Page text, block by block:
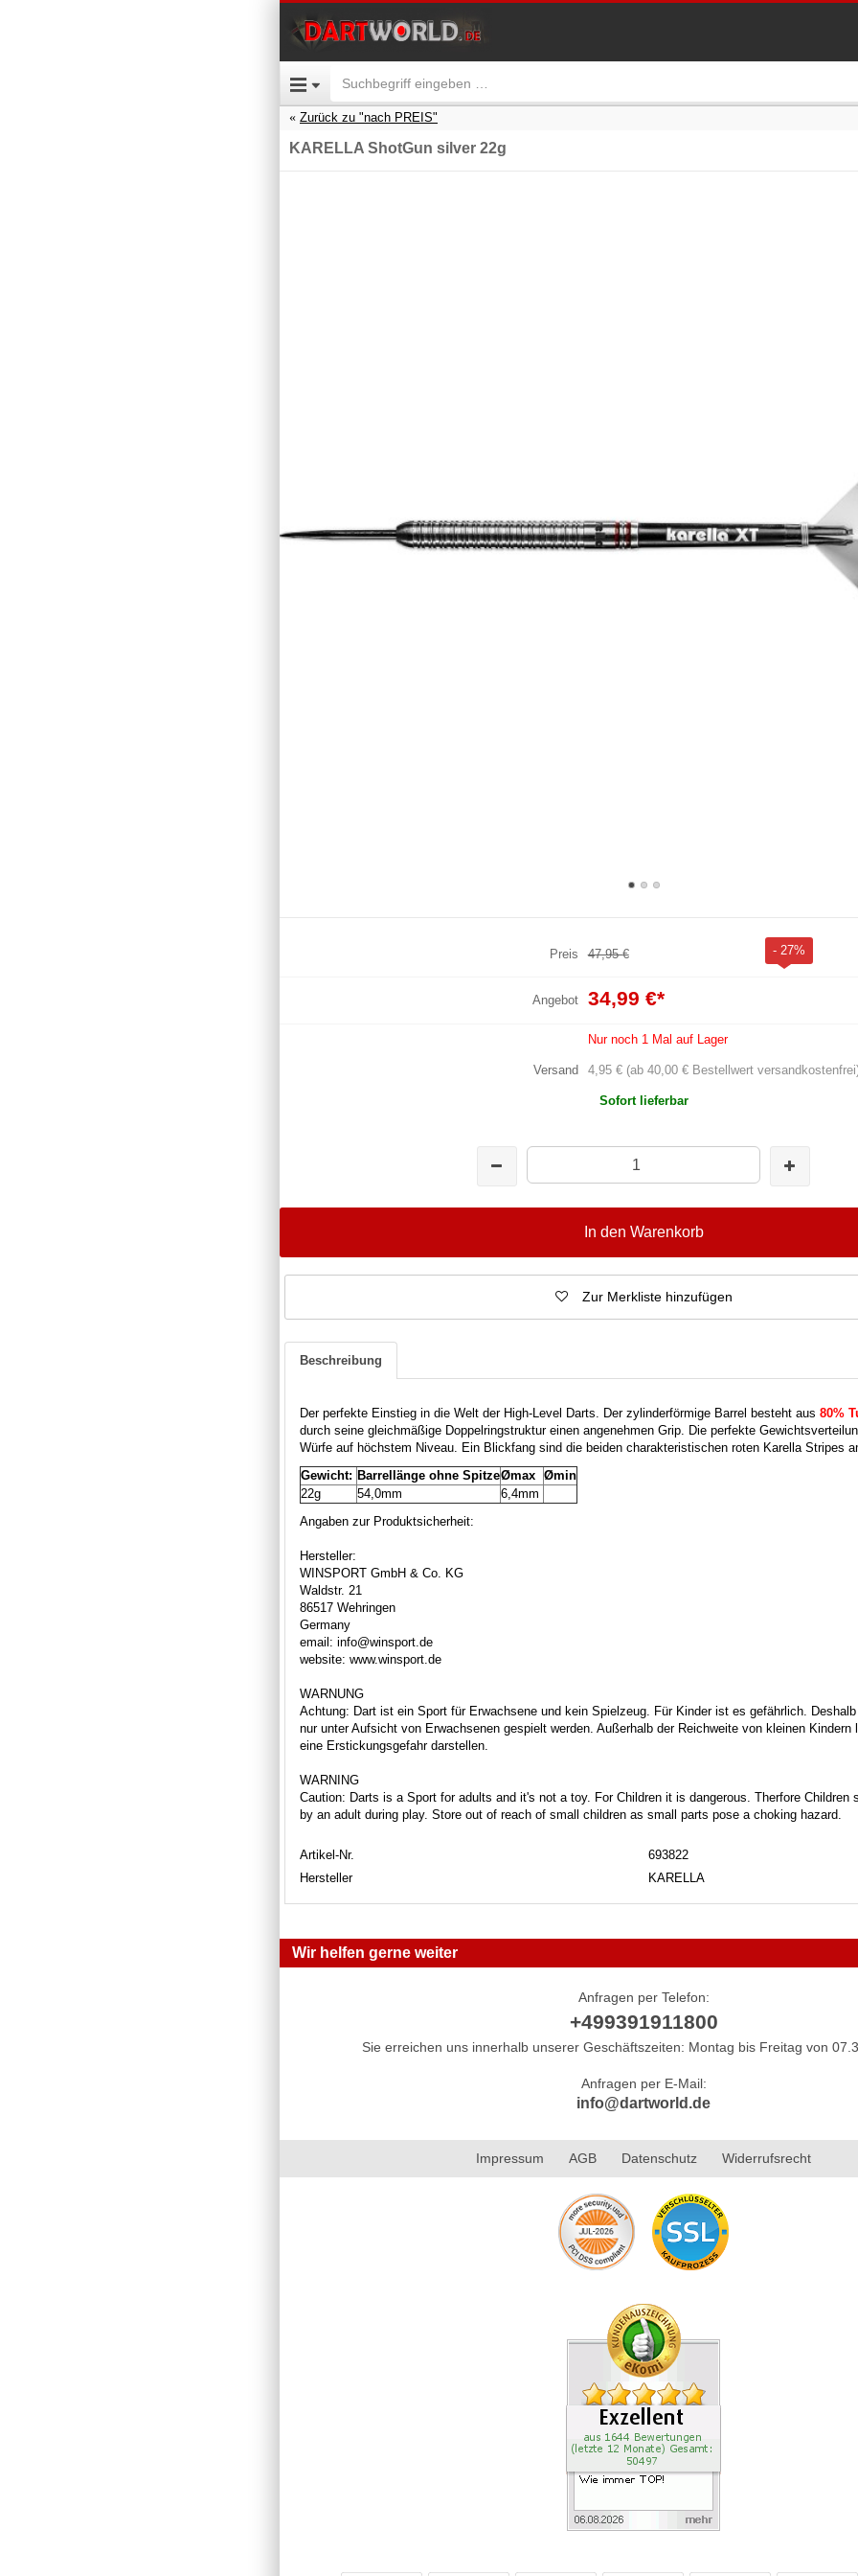
Zurück zu "nach PREIS"
KARELLA ShotGun silver 22g
Preis 47,95 € - 27%
Angebot 34,99 €*
Nur noch 1 Mal auf Lager
Versand 4,95 € (ab 40,00 € Bestellwert
Sofort lieferbar
In den Warenkorb
Zur Merkliste hinzufügen
Beschreibung
Der perfekte Einstieg in die Welt der High-Level Darts. Der zylinderförmige Barrel besteht aus 80%
durch seine gleichmäßige Doppelringstruktur einen angenehmen Grip. Die perfekte
Würfe auf höchstem Niveau. Ein Blickfang sind die beiden charakteristischen roten Karella Stripes
Gewicht: Barrellänge ohne SpitzeØmax Ømin
22g
54,0mm
6,4mm
Angaben zur Produktsicherheit:
Hersteller:
WINSPORT GmbH & Co. KG
Waldstr. 21
86517 Wehringen
Germany
email: info@winsport.de
website: www.winsport.de
WARNUNG
Achtung: Dart ist ein Sport für Erwachsene und kein Spielzeug. Für Kinder ist es gefährlich.
nur unter Aufsicht von Erwachsenen gespielt werden. Außerhalb der Reichweite von kleinen Kindern
eine Erstickungsgefahr darstellen.
WARNING
Caution: Darts is a Sport for adults and it's not a toy. For Children it is dangerous. Therfore Children
by an adult during play. Store out of reach of small children as small parts pose a choking hazard.
Artikel-Nr.
693822
Hersteller
KARELLA
Wir helfen gerne weiter
Anfragen per Telefon:
+499391911800
Sie erreichen uns innerhalb unserer Geschäftszeiten: Montag bis Freitag von
Anfragen per E-Mail:
info@dartworld.de
Impressum AGB Datenschutz Widerrufsrecht